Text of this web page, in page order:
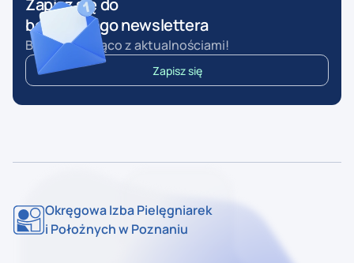
Zapisz się do
bezpłatnego newslettera
Bądź na bieżąco z aktualnościami!
Zapisz się
Okręgowa Izba Pielęgniarek
i Położnych w Poznaniu